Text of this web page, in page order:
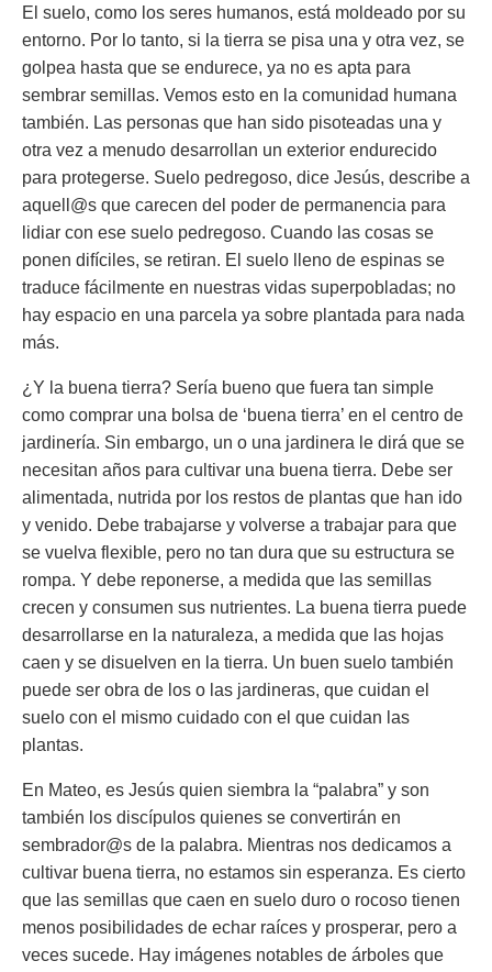
El suelo, como los seres humanos, está moldeado por su
entorno. Por lo tanto, si la tierra se pisa una y otra vez, se
golpea hasta que se endurece, ya no es apta para
sembrar semillas. Vemos esto en la comunidad humana
también. Las personas que han sido pisoteadas una y
otra vez a menudo desarrollan un exterior endurecido
para protegerse. Suelo pedregoso, dice Jesús, describe a
aquell@s que carecen del poder de permanencia para
lidiar con ese suelo pedregoso. Cuando las cosas se
ponen difíciles, se retiran. El suelo lleno de espinas se
traduce fácilmente en nuestras vidas superpobladas; no
hay espacio en una parcela ya sobre plantada para nada
más.
¿Y la buena tierra? Sería bueno que fuera tan simple
como comprar una bolsa de ‘buena tierra’ en el centro de
jardinería. Sin embargo, un o una jardinera le dirá que se
necesitan años para cultivar una buena tierra. Debe ser
alimentada, nutrida por los restos de plantas que han ido
y venido. Debe trabajarse y volverse a trabajar para que
se vuelva flexible, pero no tan dura que su estructura se
rompa. Y debe reponerse, a medida que las semillas
crecen y consumen sus nutrientes. La buena tierra puede
desarrollarse en la naturaleza, a medida que las hojas
caen y se disuelven en la tierra. Un buen suelo también
puede ser obra de los o las jardineras, que cuidan el
suelo con el mismo cuidado con el que cuidan las
plantas.
En Mateo, es Jesús quien siembra la “palabra” y son
también los discípulos quienes se convertirán en
sembrador@s de la palabra. Mientras nos dedicamos a
cultivar buena tierra, no estamos sin esperanza. Es cierto
que las semillas que caen en suelo duro o rocoso tienen
menos posibilidades de echar raíces y prosperar, pero a
veces sucede. Hay imágenes notables de árboles que